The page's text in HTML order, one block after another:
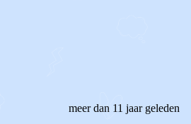
meer dan 11 jaar geleden